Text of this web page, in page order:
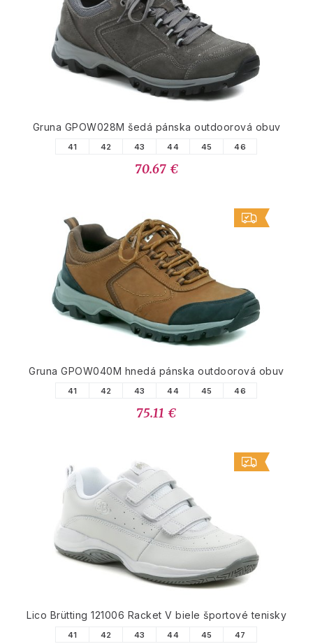
Gruna GPOW028M šedá pánska outdoorová obuv
41 42 43 44 45 46
70.67 €
Gruna GPOW040M hnedá pánska outdoorová obuv
41 42 43 44 45 46
75.11 €
Lico Brütting 121006 Racket V biele športové tenisky
41 42 43 44 45 47